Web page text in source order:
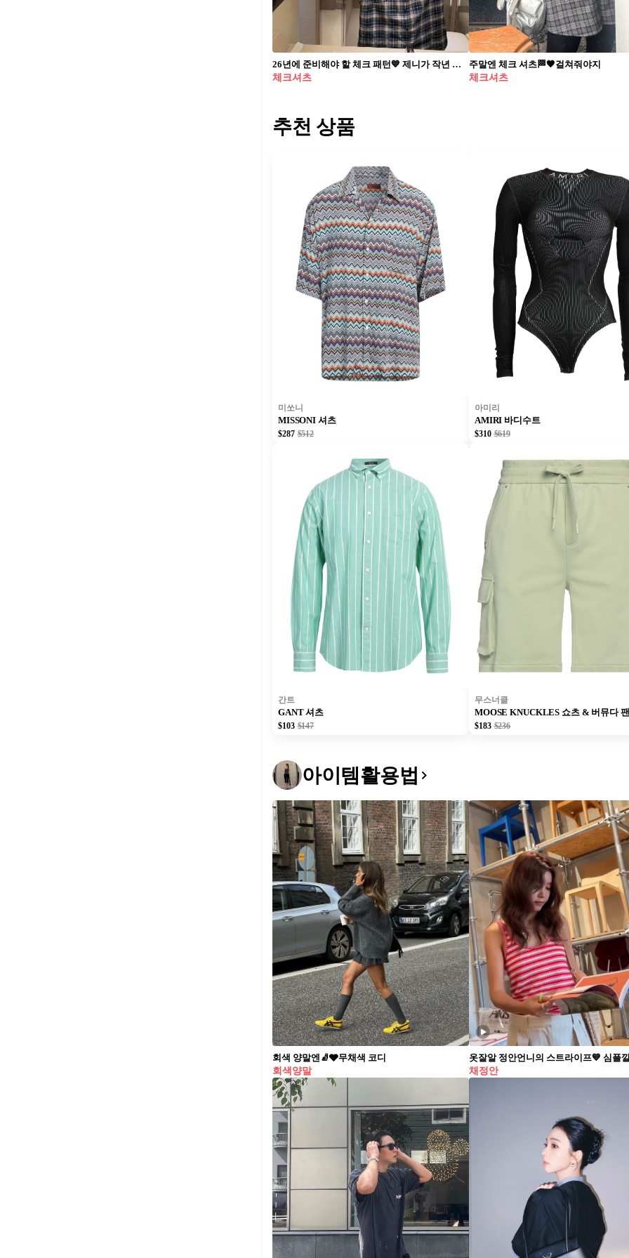
26년에 준비해야 할 체크 패턴💙 제니가 작년 마감으로 보여준😎체크 셔츠 & 와이드팬츠 공유해요! 제니 체크 셋업은 홈웨어와 스트릿 중간 느낌이었습니다. 샤넬 비니와 슬림한 치미 선글라스를 더해 클래식함에 시크 포인트를 더했죠. 제니가 입은 체크 셋업을 소개해드립니다. 2026년 강력하게 재등장할 체크 패턴을 편안한 체크 셔츠와 와이드 팬츠로 따라해보세요. 1. ERL 체크 패턴 셔츠 2. ERL 플레이드 커튼 와이드 레그 팬츠
체크셔츠
주말엔 체크 셔츠🏁🖤걸쳐줘야지
체크셔츠
추천 상품
미쏘니
MISSONI 셔츠
$287 $512
아미리
AMIRI 바디수트
$310 $619
간트
GANT 셔츠
$103 $147
무스너클
MOOSE KNUCKLES 쇼츠 & 버뮤다
$183 $236
아이템활용법
회색 양말엔🧦🩶무채색 코디
회색양말
채정안